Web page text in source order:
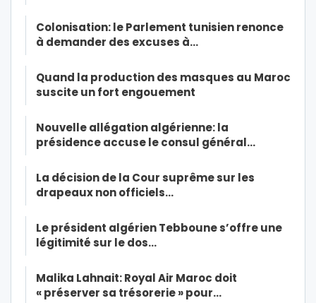
Colonisation: le Parlement tunisien renonce
à demander des excuses à…
Quand la production des masques au Maroc
suscite un fort engouement
Nouvelle allégation algérienne: la
présidence accuse le consul général…
La décision de la Cour suprême sur les
drapeaux non officiels…
Le président algérien Tebboune s’offre une
légitimité sur le dos…
Malika Lahnait: Royal Air Maroc doit
« préserver sa trésorerie » pour…